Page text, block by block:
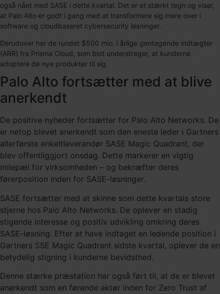
også nået med SASE i dette kvartal. Det er et stærkt tegn og viser,
at Palo Alto er godt i gang med at transformere sig mere over i
software og cloudbaseret cybersecurity løsninger.
Derudover har de rundet $500 mio. i årlige gentagende indtægter
(ARR) fra Prisma Cloud, som blot understreger, at kunderne
adoptere de nye produkter til sig.
Palo Alto fortsætter med at blive
anerkendt
De positive nyheder fortsætter for Palo Alto Networks. De
er netop blevet anerkendt som den eneste leder i Gartners
allerførste enkeltleverandør SASE Magic Quadrant, der
blev offentliggjort onsdag. Dette markerer en vigtig
milepæl for virksomheden – og bekræfter deres
førerposition inden for SASE-løsninger.
SASE fortsætter med at skinne som dette kvartals store
stjerne hos Palo Alto Networks. De oplever en stadig
stigende interesse og positiv udvikling omkring deres
SASE-løsning. Efter at have indtaget en ledende position i
Gartners SSE Magic Quadrant sidste kvartal, oplever de en
betydelig stigning i kunderne bevidsthed.
Denne stærke præstation har også ført til, at de er blevet
anerkendt som en førende aktør inden for Zero Trust af